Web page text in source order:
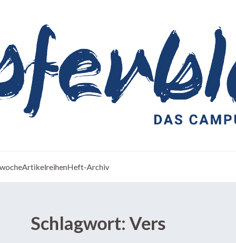
ArtikelreihenHeft-Archiv
Schlagwort: Vers